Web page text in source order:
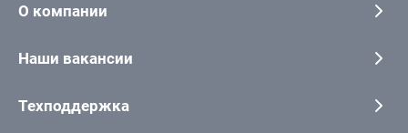
О компании
Наши вакансии
Техподдержка